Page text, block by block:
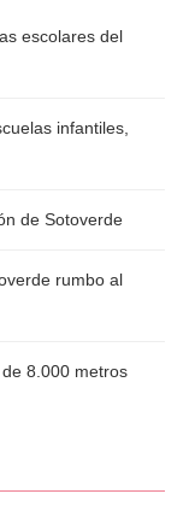
escolares del
infantiles,
de Sotoverde
rumbo al
8.000 metros